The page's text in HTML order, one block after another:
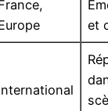
France,
et